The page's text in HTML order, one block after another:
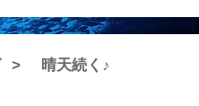
晴天続く♪